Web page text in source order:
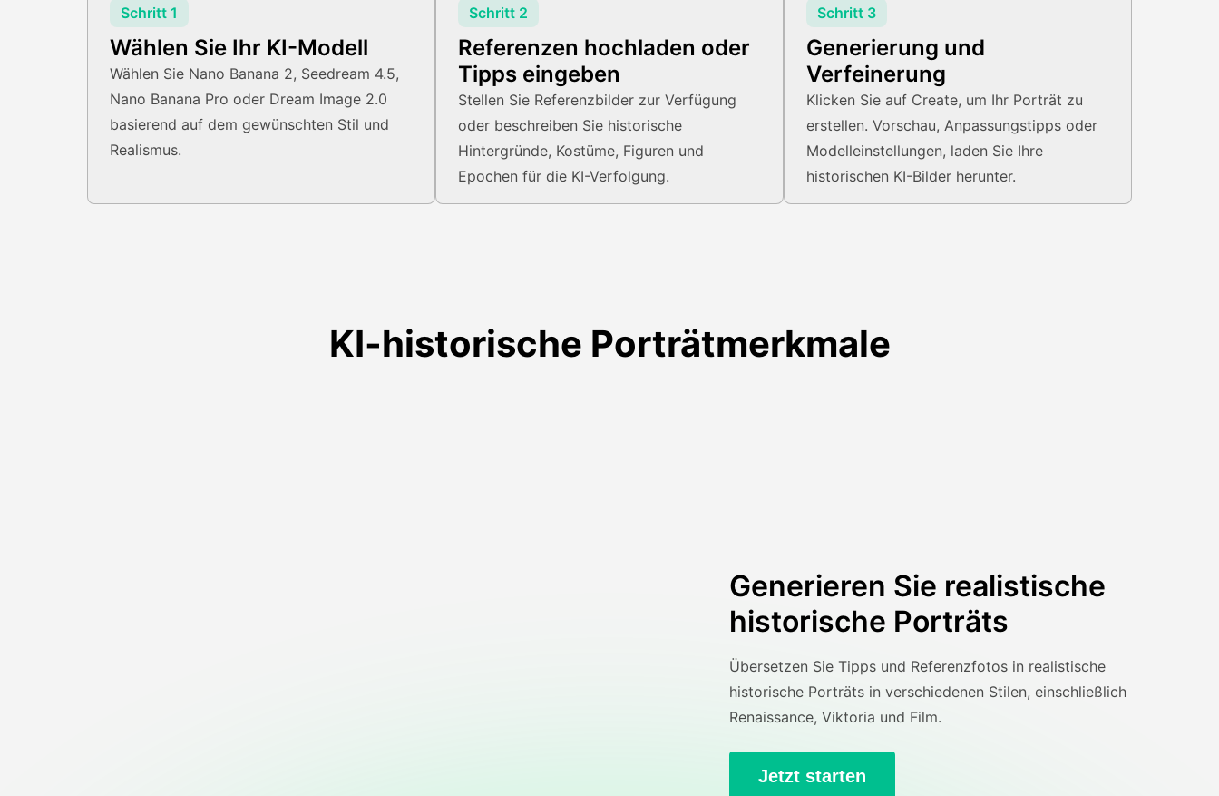
Schritt 1
Wählen Sie Ihr KI-Modell
Wählen Sie Nano Banana 2, Seedream 4.5,
Nano Banana Pro oder Dream Image 2.0
basierend auf dem gewünschten Stil und
Realismus.
Schritt 2
Referenzen hochladen oder
Tipps eingeben
Stellen Sie Referenzbilder zur Verfügung
oder beschreiben Sie historische
Hintergründe, Kostüme, Figuren und
Epochen für die KI-Verfolgung.
Schritt 3
Generierung und
Verfeinerung
Klicken Sie auf Create, um Ihr Porträt zu
erstellen. Vorschau, Anpassungstipps oder
Modelleinstellungen, laden Sie Ihre
historischen KI-Bilder herunter.
KI-historische Porträtmerkmale
Generieren Sie realistische
historische Porträts
Übersetzen Sie Tipps und Referenzfotos in realistische
historische Porträts in verschiedenen Stilen, einschließlich
Renaissance, Viktoria und Film.
Jetzt starten